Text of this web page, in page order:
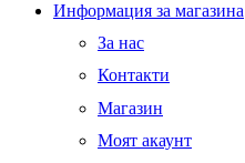
Информация за магазина
За нас
Контакти
Магазин
Моят акаунт